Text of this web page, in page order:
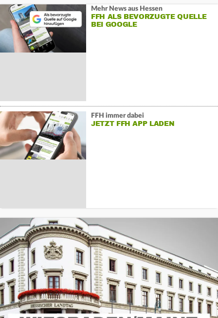
Mehr News aus Hessen
FFH ALS BEVORZUGTE QUELLE
BEI GOOGLE
FFH immer dabei
JETZT FFH APP LADEN